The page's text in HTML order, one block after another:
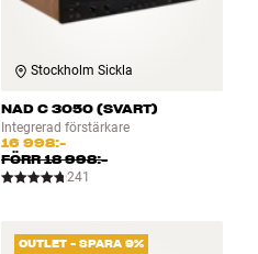
Stockholm Sickla
NAD C 3050 (SVART)
Integrerad förstärkare
16 998:-
FÖRR18 998:-
241
OUTLET - SPARA 9%